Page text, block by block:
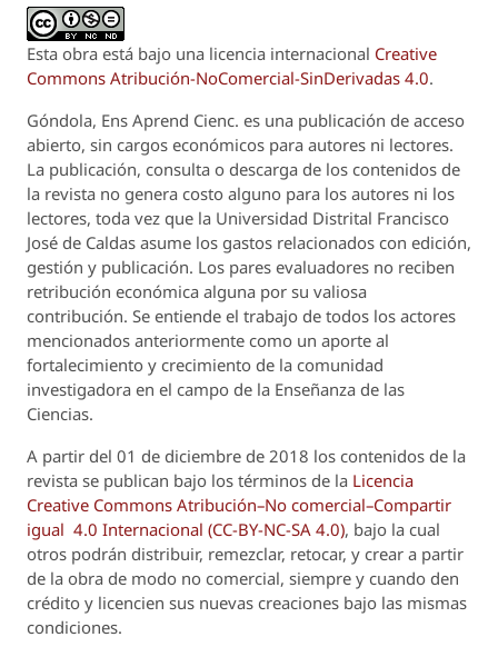
Esta obra está bajo una licencia internacional Creative
Commons Atribución-NoComercial-SinDerivadas 4.0.
Góndola, Ens Aprend Cienc. es una publicación de acceso
abierto, sin cargos económicos para autores ni lectores.
La publicación, consulta o descarga de los contenidos de
la revista no genera costo alguno para los autores ni los
lectores, toda vez que la Universidad Distrital Francisco
José de Caldas asume los gastos relacionados con edición,
gestión y publicación. Los pares evaluadores no reciben
retribución económica alguna por su valiosa
contribución. Se entiende el trabajo de todos los actores
mencionados anteriormente como un aporte al
fortalecimiento y crecimiento de la comunidad
investigadora en el campo de la Enseñanza de las
Ciencias.
A partir del 01 de diciembre de 2018 los contenidos de la
revista se publican bajo los términos de la Licencia
Creative Commons Atribución–No comercial–Compartir
igual 4.0 Internacional (CC-BY-NC-SA 4.0), bajo la cual
otros podrán distribuir, remezclar, retocar, y crear a partir
de la obra de modo no comercial, siempre y cuando den
crédito y licencien sus nuevas creaciones bajo las mismas
condiciones.